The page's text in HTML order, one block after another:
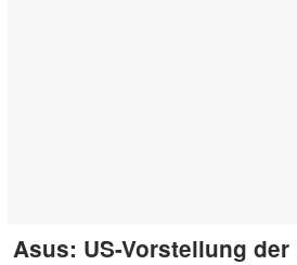
Asus: US-Vorstellung